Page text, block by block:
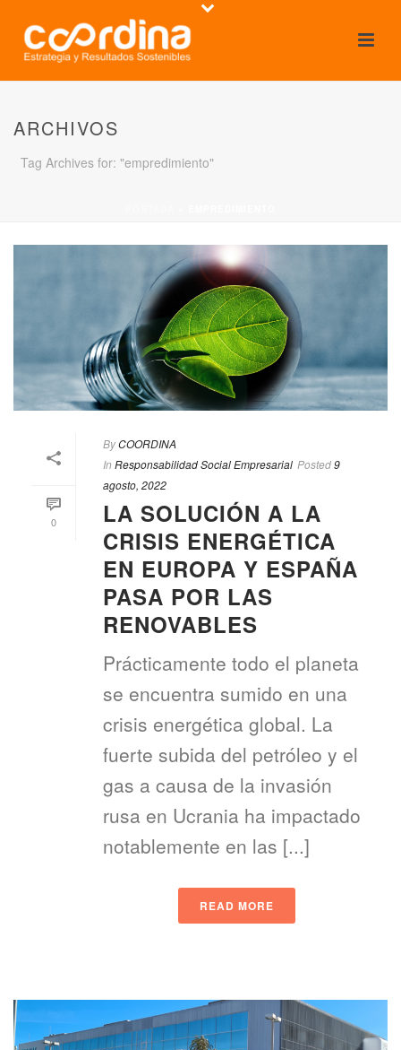
ARCHIVOS
Tag Archives for: "empredimiento"
0
ByCOORDINA
In Responsabilidad Social Empresarial Posted9
agosto, 2022
LA SOLUCIÓN A LA
CRISIS ENERGÉTICA
EN EUROPA Y ESPAÑA
PASA POR LAS
RENOVABLES
Prácticamente todo el planeta
se encuentra sumido en una
crisis energética global. La
fuerte subida del petróleo y el
gas a causa de la invasión
rusa en Ucrania ha impactado
notablemente en las [...]
READ MORE